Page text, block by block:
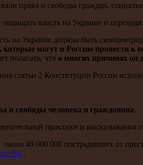
права и свободы граждан,
власть на Украине и
Украине должна быть
могут и Россию привести к
полагать, что о многих причинах он
статьи 2 Конституции России
и свободы человека и гражданина.
практики и высказывания
40 000 000 пострадавших от
.